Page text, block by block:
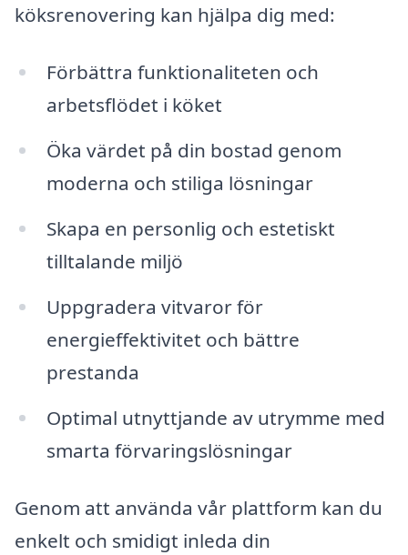
köksrenovering kan hjälpa dig med:
Förbättra funktionaliteten och
arbetsflödet i köket
Öka värdet på din bostad genom
moderna och stiliga lösningar
Skapa en personlig och estetiskt
tilltalande miljö
Uppgradera vitvaror för
energieffektivitet och bättre
prestanda
Optimal utnyttjande av utrymme med
smarta förvaringslösningar
Genom att använda vår plattform kan du
enkelt och smidigt inleda din